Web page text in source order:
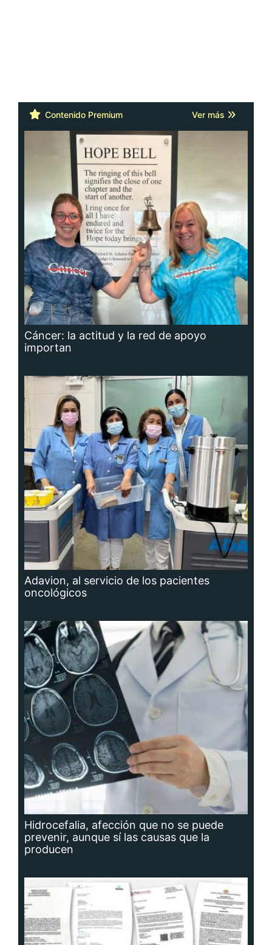
Contenido Premium Ver más
Cáncer: la actitud y la red de apoyo
importan
Adavion, al servicio de los pacientes
oncológicos
Hidrocefalia, afección que no se puede
prevenir, aunque sí las causas que la
producen